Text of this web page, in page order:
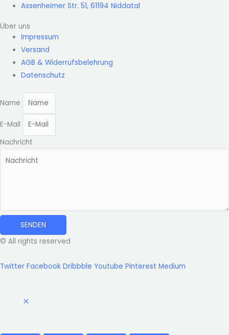
Assenheimer Str. 51, 61194 Niddatal
Über uns
Impressum
Versand
AGB & Widerrufsbelehrung
Datenschutz
Name
E-Mail
Nachricht
SENDEN
© All rights reserved
Twitter Facebook Dribbble Youtube Pinterest Medium